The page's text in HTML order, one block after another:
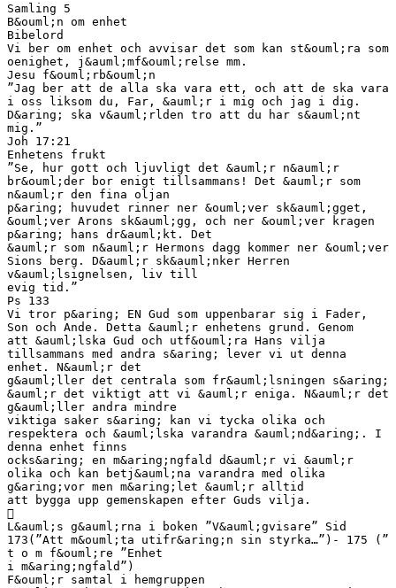
Samling 5
B&ouml;n om enhet
Bibelord
Vi ber om enhet och avvisar det som kan st&ouml;ra som
oenighet, j&auml;mf&ouml;relse mm.
Jesu f&ouml;rb&ouml;n
”Jag ber att de alla ska vara ett, och att de ska vara
i oss liksom du, Far, &auml;r i mig och jag i dig.
D&aring; ska v&auml;rlden tro att du har s&auml;nt
mig.”
Joh 17:21
Enhetens frukt
”Se, hur gott och ljuvligt det &auml;r n&auml;r
br&ouml;der bor enigt tillsammans! Det &auml;r som
n&auml;r den fina oljan
p&aring; huvudet rinner ner &ouml;ver sk&auml;gget,
&ouml;ver Arons sk&auml;gg, och ner &ouml;ver kragen
p&aring; hans dr&auml;kt. Det
&auml;r som n&auml;r Hermons dagg kommer ner &ouml;ver
Sions berg. D&auml;r sk&auml;nker Herren
v&auml;lsignelsen, liv till
evig tid.”
Ps 133
Vi tror p&aring; EN Gud som uppenbarar sig i Fader,
Son och Ande. Detta &auml;r enhetens grund. Genom
att &auml;lska Gud och utf&ouml;ra Hans vilja
tillsammans med andra s&aring; lever vi ut denna
enhet. N&auml;r det
g&auml;ller det centrala som fr&auml;lsningen s&aring;
&auml;r det viktigt att vi &auml;r eniga. N&auml;r det
g&auml;ller andra mindre
viktiga saker s&aring; kan vi tycka olika och
respektera och &auml;lska varandra &auml;nd&aring;. I
denna enhet finns
ocks&aring; en m&aring;ngfald d&auml;r vi &auml;r
olika och kan betj&auml;na varandra med olika
g&aring;vor men m&aring;let &auml;r alltid
att bygga upp gemenskapen efter Guds vilja.

L&auml;s g&auml;rna i boken ”V&auml;gvisare” Sid
173(”Att m&ouml;ta utifr&aring;n sin styrka…”)- 175 (”
t o m f&ouml;re ”Enhet
i m&aring;ngfald”)
F&ouml;r samtal i hemgruppen